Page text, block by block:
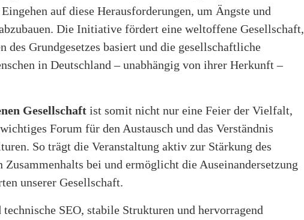
auf diese Herausforderungen, um Ängste und
Die Initiative fördert eine weltoffene Gesellschaft,
des Grundgesetzes basiert und die gesellschaftliche
in Deutschland – unabhängig von ihrer Herkunft –
Gesellschaft ist somit nicht nur eine Feier der Vielfalt,
Forum für den Austausch und das Verständnis
So trägt die Veranstaltung aktiv zur Stärkung des
Zusammenhalts bei und ermöglicht die Auseinandersetzung
unserer Gesellschaft.
technische SEO, stabile Strukturen und hervorragend